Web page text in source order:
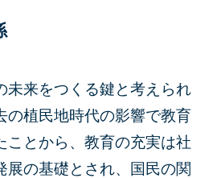
未来をつくる鍵と考えられ
の植民地時代の影響で教育
ことから、教育の充実は社
展の基礎とされ、国民の関